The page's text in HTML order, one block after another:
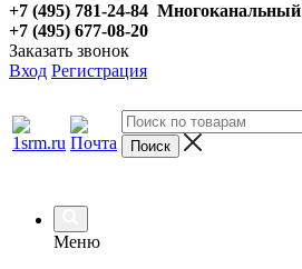
+7 (495) 781-24-84 Многоканальный
+7 (495) 677-08-20
Заказать звонок
Вход Регистрация
Меню